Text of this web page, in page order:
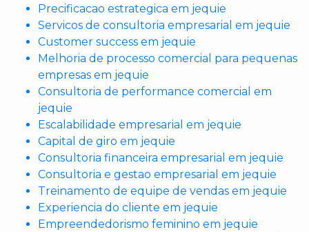
Precificacao estrategica em jequie
Servicos de consultoria empresarial em jequie
Customer success em jequie
Melhoria de processo comercial para pequenas
empresas em jequie
Consultoria de performance comercial em
jequie
Escalabilidade empresarial em jequie
Capital de giro em jequie
Consultoria financeira empresarial em jequie
Consultoria e gestao empresarial em jequie
Treinamento de equipe de vendas em jequie
Experiencia do cliente em jequie
Empreendedorismo feminino em jequie